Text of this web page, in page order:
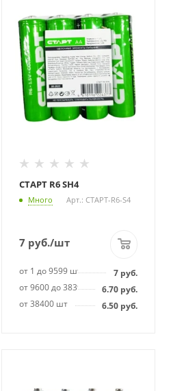
СТАРТ R6 SH4
Много Арт.: СТАРТ-R6-S4
7 руб./шт
от 1 до 9599 шт 7 руб.
от 9600 до 38399 шт 6.70 руб.
от 38400 шт
6.50 руб.